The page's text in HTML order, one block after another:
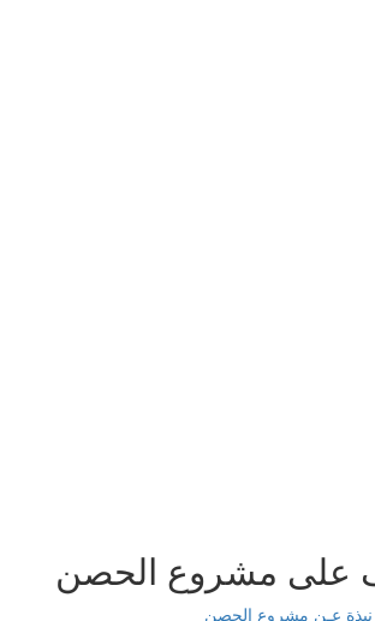
على مشروع الحصن
نبذة عـن مشروع الحصن